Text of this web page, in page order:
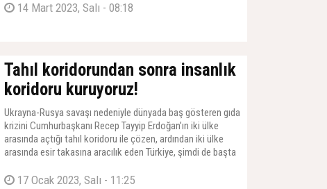
14 Mart 2023, Salı - 08:18
Tahıl koridorundan sonra insanlık
koridoru kuruyoruz!
Ukrayna-Rusya savaşı nedeniyle dünyada baş gösteren gıda
krizini Cumhurbaşkanı Recep Tayyip Erdoğan’ın iki ülke
arasında açtığı tahıl koridoru ile çözen, ardından iki ülke
arasında esir takasına aracılık eden Türkiye, şimdi de başta
kadın ve esirlerin değişimi için ‘insanlık koridoru’ açıyor.
17 Ocak 2023, Salı - 11:25